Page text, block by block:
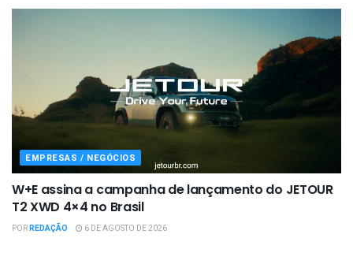
EMPRESAS / NEGÓCIOS
W+E assina a campanha de lançamento do JETOUR
T2 XWD 4×4 no Brasil
PORREDAÇÃO 6 DE AGOSTO DE 2026